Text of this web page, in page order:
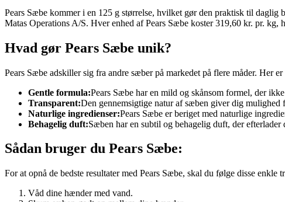
Pears Sæbe kommer i en 125 g størrelse, hvilket gør den praktisk til
Matas Operations A/S. Hver enhed af Pears Sæbe koster 319,60 kr. pr.
Hvad gør Pears Sæbe unik?
Pears Sæbe adskiller sig fra andre sæber på markedet på flere måder. Her
Gentle formula:Pears Sæbe har en mild og skånsom formel, der
Transparent:Den gennemsigtige natur af sæben giver dig
Naturlige ingredienser:Pears Sæbe er beriget med naturlige
Behagelig duft:Sæben har en subtil og behagelig duft, der
Sådan bruger du Pears Sæbe:
For at opnå de bedste resultater med Pears Sæbe, skal du følge disse enkle
Våd dine hænder med vand.